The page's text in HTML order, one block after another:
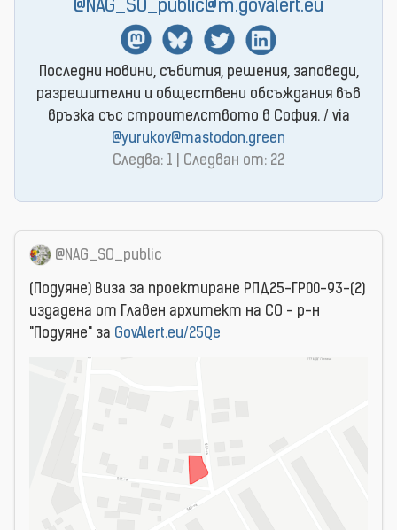
@NAG_SO_public@m.govalert.eu
MastodonBlueSkyTwitterLinkedin
Последни новини, събития, решения, заповеди,
разрешителни и обществени обсъждания във
връзка със строителството в София. / via
@yurukov@mastodon.green
Следва: 1 | Следван от: 22
@NAG_SO_public
(Подуяне) Виза за проектиране РПД25-ГР00-93-(2)
издадена от Главен архитект на СО - р-н
"Подуяне" за GovAlert.eu/25Qe